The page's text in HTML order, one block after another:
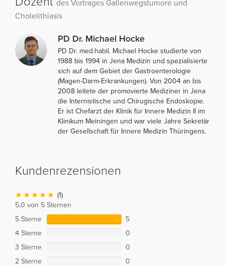
des Vortrages Gallenwegstumore und
Cholelithiasis
PD Dr. Michael Hocke
PD Dr. med.habil. Michael Hocke studierte von
1988 bis 1994 in Jena Medizin und spezialisierte
sich auf dem Gebiet der Gastroenterologie
(Magen-Darm-Erkrankungen). Von 2004 an bis
2008 leitete der promovierte Mediziner in Jena
die Internistische und Chirugische Endoskopie.
Er ist Chefarzt der Klinik für Innere Medizin II im
Klinikum Meiningen und war viele Jahre Sekretär
der Gesellschaft für Innere Medizin Thüringens.
Kundenrezensionen
(1)
5,0 von 5 Sternen
5 Sterne
5
4 Sterne
0
3 Sterne
0
2 Sterne
0